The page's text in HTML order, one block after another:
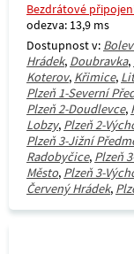
Bezdrátové
odezva: 13,9 ms
Dostupnost v:
Hrádek, Doubravka,
Koterov, Křimice,
Plzeň 1-Severní
Plzeň 2-Doudlevce,
Lobzy, Plzeň 2-
Plzeň 3-Jižní
Radobyčice, Plzeň
Město, Plzeň 3-
Červený Hrádek,